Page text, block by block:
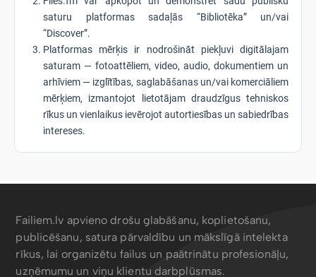
saturu platformas sadaļās “Bibliotēka” un/vai
“Discover”.
Platformas mērķis ir nodrošināt piekļuvi digitālajam
saturam — fotoattēliem, video, audio, dokumentiem un
arhīviem — izglītības, saglabāšanas un/vai komerciāliem
mērķiem, izmantojot lietotājam draudzīgus tehniskos
rīkus un vienlaikus ievērojot autortiesības un sabiedrības
intereses.
Failiem.lv apvieno drošu glabāšanu, koplietošanu,
publicēšanu, satura pārvaldību un mākslīgā intelekta
rīkus, lai organizētu failus un paātrinātu profesionāļu,
uzņēmumu un viņu klientu darbplūsmas.